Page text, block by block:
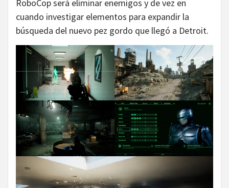
RoboCop será eliminar enemigos y de vez en
cuando investigar elementos para expandir la
búsqueda del nuevo pez gordo que llegó a Detroit.